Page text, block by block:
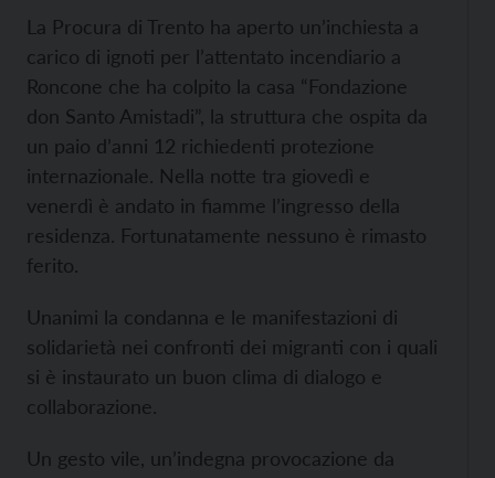
La Procura di Trento ha aperto un’inchiesta a
carico di ignoti per l’attentato incendiario a
Roncone che ha colpito la casa “Fondazione
don Santo Amistadi”, la struttura che ospita da
un paio d’anni 12 richiedenti protezione
internazionale. Nella notte tra giovedì e
venerdì è andato in fiamme l’ingresso della
residenza. Fortunatamente nessuno è rimasto
ferito.
Unanimi la condanna e le manifestazioni di
solidarietà nei confronti dei migranti con i quali
si è instaurato un buon clima di dialogo e
collaborazione.
Un gesto vile, un’indegna provocazione da